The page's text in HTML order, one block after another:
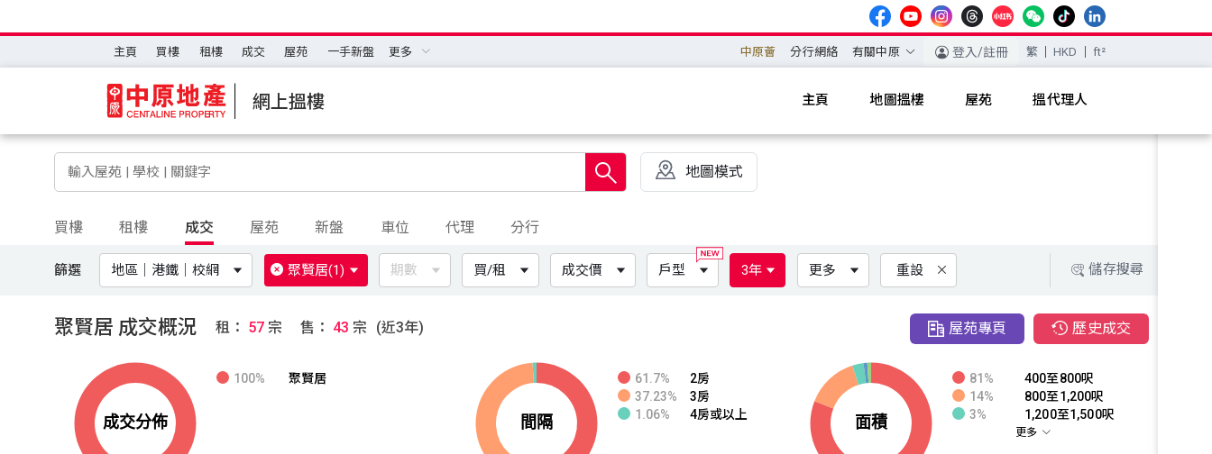
主頁 買樓 租樓 成交 屋苑 一手新盤 更多 中原薈 分行網絡 有關中原 登入/註冊 繁 HKD ft²
網上搵樓 主頁 地圖搵樓 屋苑 搵代理人
地圖模式
買樓 租樓 成交 屋苑 新盤 車位 代理 分行
篩選 地區｜港鐵｜校網 聚賢居(1) 期數 買/租 成交價 戶型 3年 更多 重設 儲存搜尋
聚賢居 成交概況 租： 57 宗 售： 43 宗 (近3年)
100% 聚賢居 61.7%
2房
37.23%
3房
1.06%
4房或以上
81%
400至800呎
14%
800至1,200呎
3%
1,200至1,500呎
更多
屋苑專頁 歷史成交